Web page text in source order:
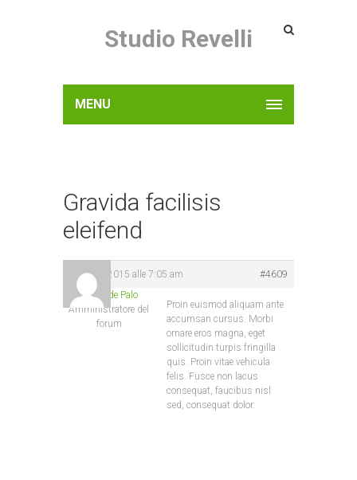
Studio Revelli
MENU
Gravida facilisis
eleifend
Luglio 3, 2015 alle 7:05 am
#4609
Rossella de Palo
Amministratore del
forum
Proin euismod aliquam ante
accumsan cursus. Morbi
ornare eros magna, eget
sollicitudin turpis fringilla
quis. Proin vitae vehicula
felis. Fusce non lacus
consequat, faucibus nisl
sed, consequat dolor.